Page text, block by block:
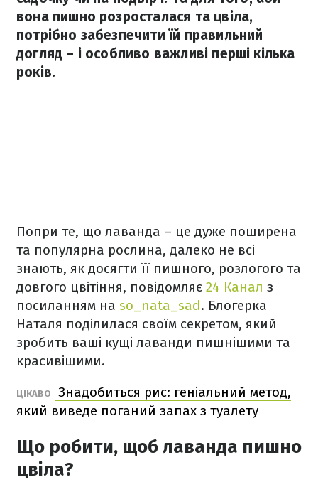
вона пишно розросталася та цвіла,
потрібно забезпечити їй правильний
догляд – і особливо важливі перші кілька
років.
Попри те, що лаванда – це дуже поширена
та популярна рослина, далеко не всі
знають, як досягти її пишного, розлогого та
довгого цвітіння, повідомляє 24 Канал з
посиланням на so_nata_sad. Блогерка
Наталя поділилася своїм секретом, який
зробить ваші кущі лаванди пишнішими та
красивішими.
ЦІКАВО
Знадобиться рис: геніальний метод,
який виведе поганий запах з туалету
Що робити, щоб лаванда пишно
цвіла?